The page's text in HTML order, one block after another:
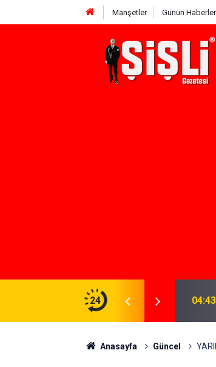
Manşetler Günün
24
Koruma Altına Almak 22:37
Anasayfa Güncel